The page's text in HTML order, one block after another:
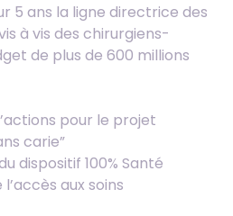
5 ans la ligne directrice des
à vis des chirurgiens-
de plus de 600 millions
pour le projet
carie”
dispositif 100% Santé
aux soins